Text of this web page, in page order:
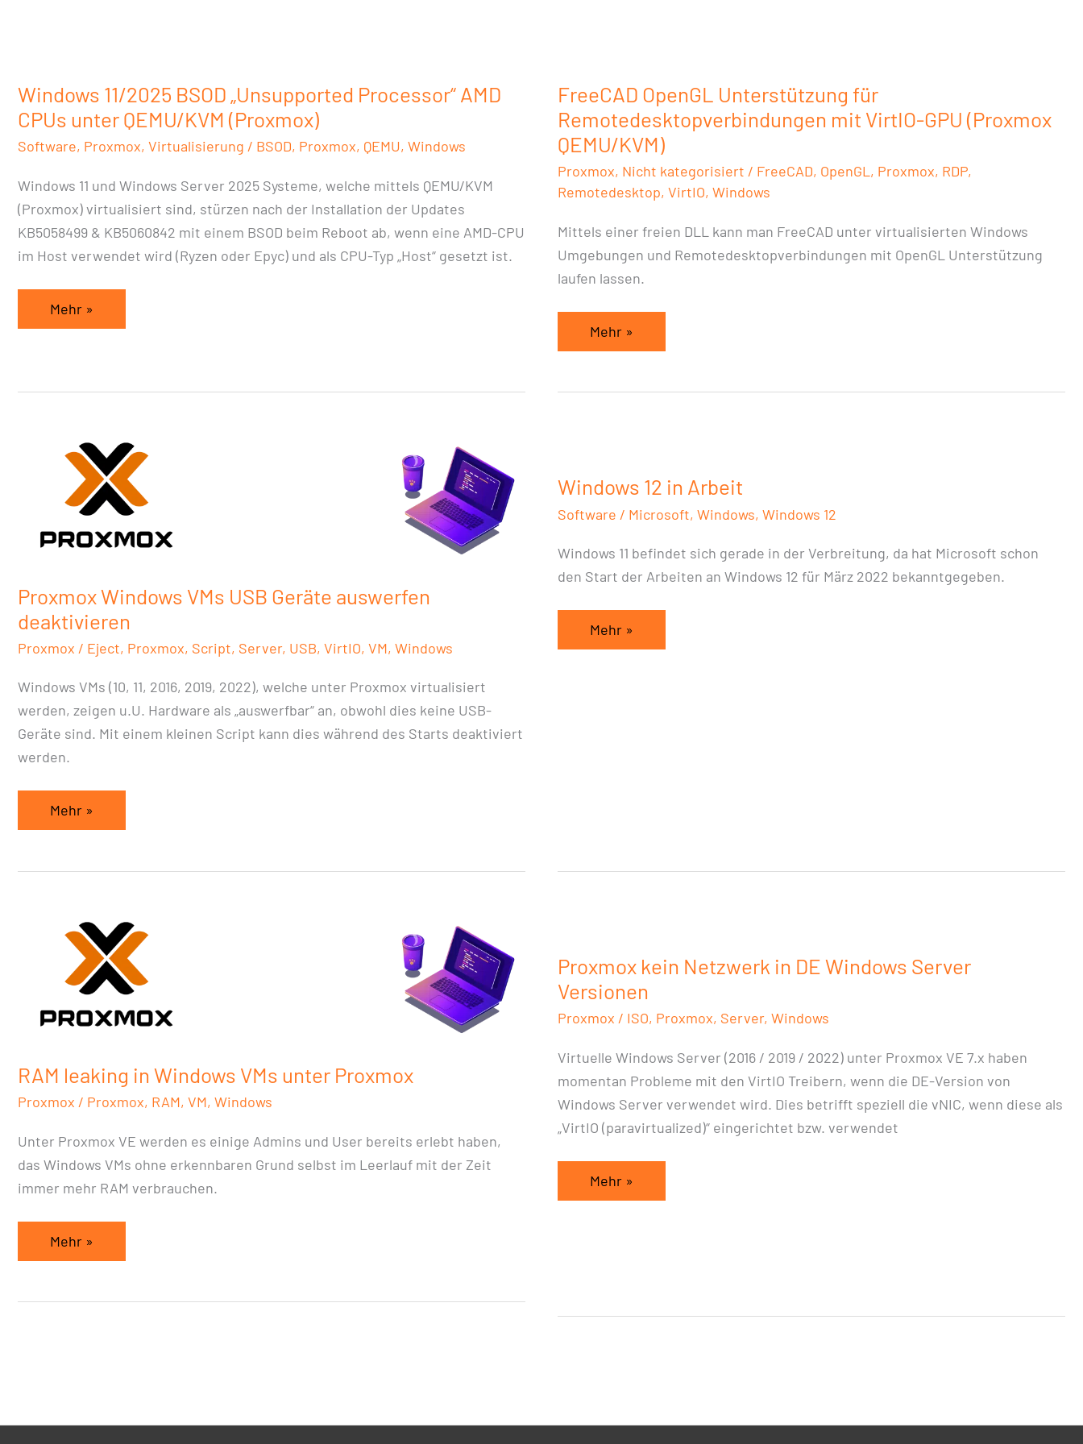
Windows 11/2025 BSOD „Unsupported Processor“ AMD
CPUs unter QEMU/KVM (Proxmox)
Software, Proxmox, Virtualisierung / BSOD, Proxmox, QEMU, Windows
Windows 11 und Windows Server 2025 Systeme, welche mittels QEMU/KVM
(Proxmox) virtualisiert sind, stürzen nach der Installation der Updates
KB5058499 & KB5060842 mit einem BSOD beim Reboot ab, wenn eine AMD-CPU
im Host verwendet wird (Ryzen oder Epyc) und als CPU-Typ „Host“ gesetzt ist.
unter
QEMU/KVM
(Proxmox)
Mehr »
FreeCAD OpenGL Unterstützung für
Remotedesktopverbindungen mit VirtIO-GPU (Proxmox
QEMU/KVM)
Proxmox, Nicht kategorisiert / FreeCAD, OpenGL, Proxmox, RDP,
Remotedesktop, VirtIO, Windows
Mittels einer freien DLL kann man FreeCAD unter virtualisierten Windows
Umgebungen und Remotedesktopverbindungen mit OpenGL Unterstützung
laufen lassen.
GPU
(Proxmox
QEMU/KVM)
Mehr »
Proxmox Windows VMs USB Geräte auswerfen
deaktivieren
Proxmox / Eject, Proxmox, Script, Server, USB, VirtIO, VM, Windows
Windows VMs (10, 11, 2016, 2019, 2022), welche unter Proxmox virtualisiert
werden, zeigen u.U. Hardware als „auswerfbar“ an, obwohl dies keine USB-
Geräte sind. Mit einem kleinen Script kann dies während des Starts deaktiviert
werden.
Proxmox
Windows
VMs
USB
Geräte
Mehr »
Windows 12 in Arbeit
Software / Microsoft, Windows, Windows 12
Windows 11 befindet sich gerade in der Verbreitung, da hat Microsoft schon
den Start der Arbeiten an Windows 12 für März 2022 bekanntgegeben.
in
Arbeit
Mehr »
RAM leaking in Windows VMs unter Proxmox
Proxmox / Proxmox, RAM, VM, Windows
Unter Proxmox VE werden es einige Admins und User bereits erlebt haben,
das Windows VMs ohne erkennbaren Grund selbst im Leerlauf mit der Zeit
immer mehr RAM verbrauchen.
leaking
Windows
VMs
Mehr »
Proxmox kein Netzwerk in DE Windows Server
Versionen
Proxmox / ISO, Proxmox, Server, Windows
Virtuelle Windows Server (2016 / 2019 / 2022) unter Proxmox VE 7.x haben
momentan Probleme mit den VirtIO Treibern, wenn die DE-Version von
Windows Server verwendet wird. Dies betrifft speziell die vNIC, wenn diese als
„VirtIO (paravirtualized)“ eingerichtet bzw. verwendet
Netzwerk
in
DE
Server
Versionen
Mehr »